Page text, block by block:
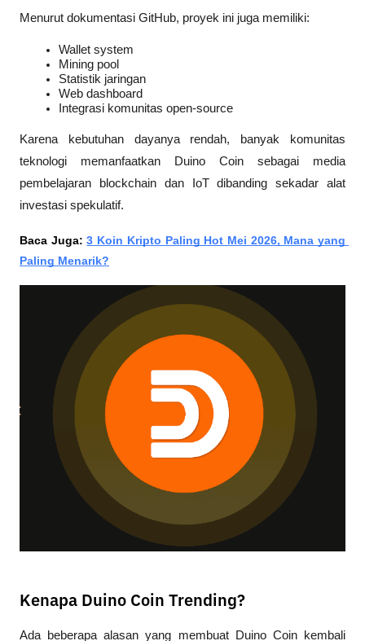
Menurut dokumentasi GitHub, proyek ini juga memiliki:
Wallet system
Mining pool
Statistik jaringan
Web dashboard
Integrasi komunitas open-source
Karena kebutuhan dayanya rendah, banyak komunitas
teknologi memanfaatkan Duino Coin sebagai media
pembelajaran blockchain dan IoT dibanding sekadar alat
investasi spekulatif.
Baca Juga: 3 Koin Kripto Paling Hot Mei 2026, Mana yang
Paling Menarik?
Kenapa Duino Coin Trending?
Ada beberapa alasan yang membuat Duino Coin kembali